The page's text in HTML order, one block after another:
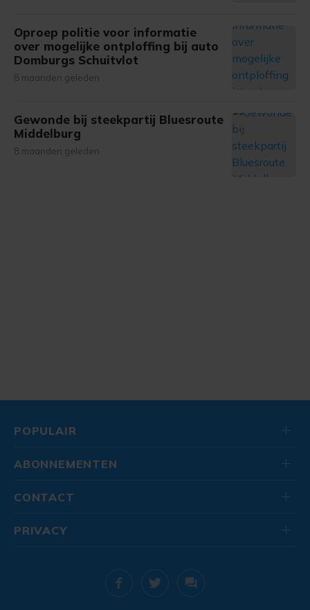
Oproep politie voor informatie
over mogelijke ontploffing bij auto
Domburgs Schuitvlot
8 maanden geleden
Gewonde bij steekpartij Bluesroute
Middelburg
8 maanden geleden
POPULAIR
ABONNEMENTEN
CONTACT
PRIVACY